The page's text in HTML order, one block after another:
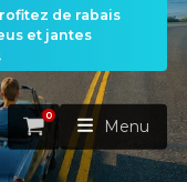
de rabais
et jantes
Panier
0
Menu